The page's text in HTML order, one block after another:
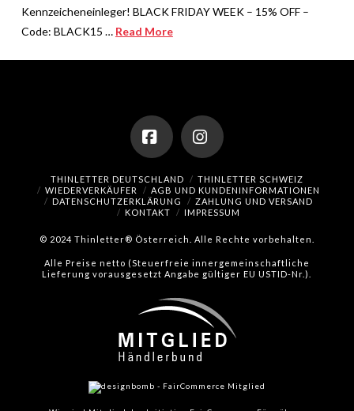
Kennzeicheneinleger! BLACK FRIDAY WEEK – 15% OFF –
Code: BLACK15 … Read More
FacebookInstagram
THINLETTER DEUTSCHLAND
THINLETTER SCHWEIZ
WIEDERVERKÄUFER
AGB UND KUNDENINFORMATIONEN
DATENSCHUTZERKLÄRUNG
ZAHLUNG UND VERSAND
KONTAKT
IMPRESSUM
© 2024 Thinletter® Österreich. Alle Rechte vorbehalten.
Alle Preise netto (Steuerfreie innergemeinschaftliche
Lieferung vorausgesetzt Angabe gültiger EU USTID-Nr.).